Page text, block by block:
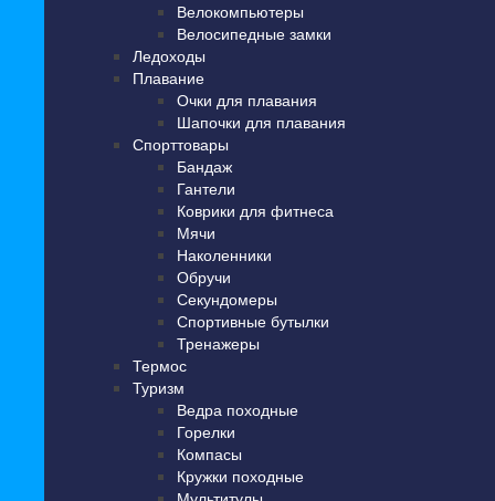
Велокомпьютеры
Велосипедные замки
Ледоходы
Плавание
Очки для плавания
Шапочки для плавания
Спорттовары
Бандаж
Гантели
Коврики для фитнеса
Мячи
Наколенники
Обручи
Секундомеры
Спортивные бутылки
Тренажеры
Термос
Туризм
Ведра походные
Горелки
Компасы
Кружки походные